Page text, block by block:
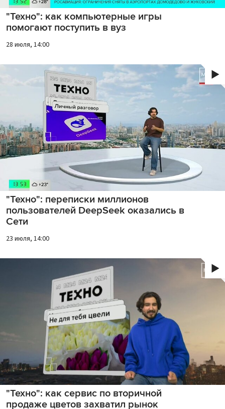
"Техно": как компьютерные игры
помогают поступить в вуз
28 июля, 14:00
"Техно": переписки миллионов
пользователей DeepSeek оказались в
Сети
23 июля, 14:00
"Техно": как сервис по вторичной
продаже цветов захватил рынок